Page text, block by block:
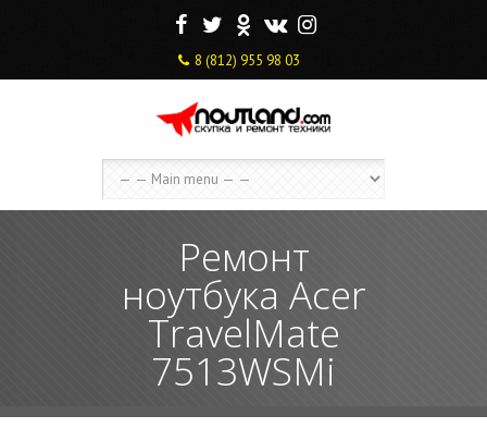
F T O V I
8 (812) 955 98 03
Ремонт
ноутбука Acer
TravelMate
7513WSMi